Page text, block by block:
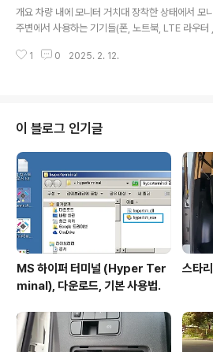
보강 한다. 모니터 거치대 강도 보강 작업 상세
천장 가로봉 강도 향상 - 차량 천장 철골에 마련해
ps://igotit.tistory.com/5401 )를 이용하여 모니
개요 차량 내에 모니터 거치대 장착한 상태에서 모
주변에서 사용하는 기기들(폰, 노트북, LTE 라우터
및 기타 USB 전원 공급 위한 차량용 멀티 시거소켓
에서 USB-C 지원되는것 선택. Anchtek 180W
garette Lighter Splitter Fast Charger
24V 4 Ports Auto USB Charging Socket
with Switch - AliSmarter Shop..
1 0 2025. 2. 12.
이 블로그 인기글
MS 하이퍼 터미널 (Hyper Ter
minal), 다운로드, 기본 사용법.
스타